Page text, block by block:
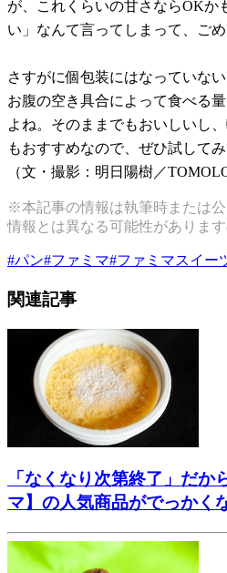
が、これくらいの甘さならOK
い」なんて言ってしまって、ご
さすがに個包装にはなっていな
お腹の空き具合によって食べる
よね。そのままでもおいしいし
もおすすめなので、ぜひ試してみ
（文・撮影：明日陽樹／
※本記事の情報は執筆時または
情報とは異なる可能性がありま
#パン#ファミマ#ファミマスイー
関連記事
「なくなり次第終了」だか
マ】の人気商品がでっかく